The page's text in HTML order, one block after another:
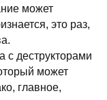
может
это раз,
с деструкторами
может
главное,